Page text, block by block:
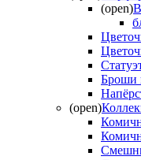
(open)
Броши
(open)